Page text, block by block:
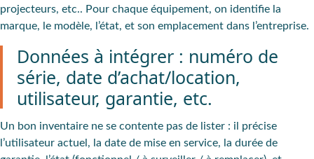
projecteurs, etc.. Pour chaque équipement, on identifie la
marque, le modèle, l’état, et son emplacement dans l’entreprise.
Données à intégrer : numéro de
série, date d’achat/location,
utilisateur, garantie, etc.
Un bon inventaire ne se contente pas de lister : il précise
l’utilisateur actuel, la date de mise en service, la durée de